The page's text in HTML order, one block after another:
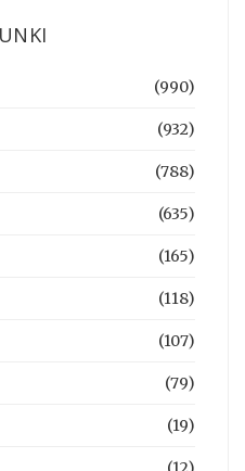
(990)
(932)
(788)
(635)
(165)
(118)
(107)
(79)
(19)